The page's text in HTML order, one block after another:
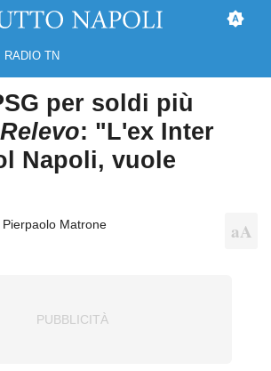
RADIO TN
per soldi più
Relevo: "L'ex Inter
Napoli, vuole
Pierpaolo Matrone